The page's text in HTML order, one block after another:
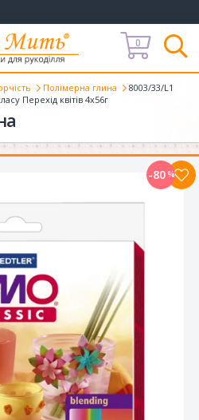
0
Полімерна глина
8003/33/L1
Перехід квітів 4х56г
-80%